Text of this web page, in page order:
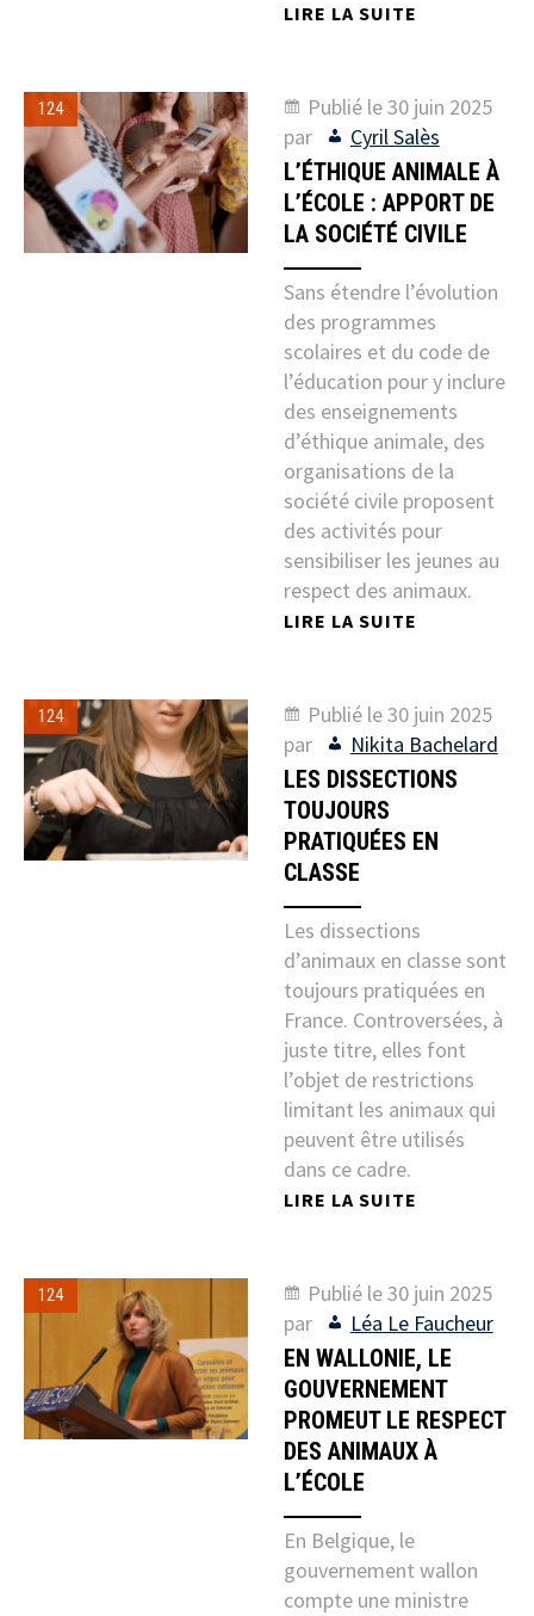
LIRE LA SUITE
124 Publié le30 juin 2025
par
Cyril Salès
L’ÉTHIQUE ANIMALE À
L’ÉCOLE : APPORT DE
LA SOCIÉTÉ CIVILE
Sans étendre l’évolution
des programmes
scolaires et du code de
l’éducation pour y inclure
des enseignements
d’éthique animale, des
organisations de la
société civile proposent
des activités pour
sensibiliser les jeunes au
respect des animaux.
LIRE LA SUITE
124 Publié le30 juin 2025
par
Nikita Bachelard
LES DISSECTIONS
TOUJOURS
PRATIQUÉES EN
CLASSE
Les dissections
d’animaux en classe sont
toujours pratiquées en
France. Controversées, à
juste titre, elles font
l’objet de restrictions
limitant les animaux qui
peuvent être utilisés
dans ce cadre.
LIRE LA SUITE
124 Publié le30 juin 2025
par
Léa Le Faucheur
EN WALLONIE, LE
GOUVERNEMENT
PROMEUT LE RESPECT
DES ANIMAUX À
L’ÉCOLE
En Belgique, le
gouvernement wallon
compte une ministre